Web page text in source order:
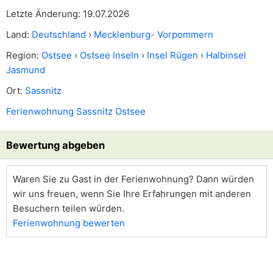
Letzte Änderung: 19.07.2026
Land: Deutschland › Mecklenburg- Vorpommern
Region: Ostsee › Ostsee Inseln › Insel Rügen › Halbinsel
Jasmund
Ort: Sassnitz
Ferienwohnung Sassnitz Ostsee
Bewertung abgeben
Waren Sie zu Gast in der Ferienwohnung? Dann würden
wir uns freuen, wenn Sie Ihre Erfahrungen mit anderen
Besuchern teilen würden.
Ferienwohnung bewerten